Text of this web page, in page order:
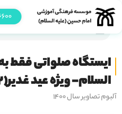
ایستگاه صلواتی فقط
السلام- ویژه عید غدیر(2)
آلبوم تصاویر سال 1400